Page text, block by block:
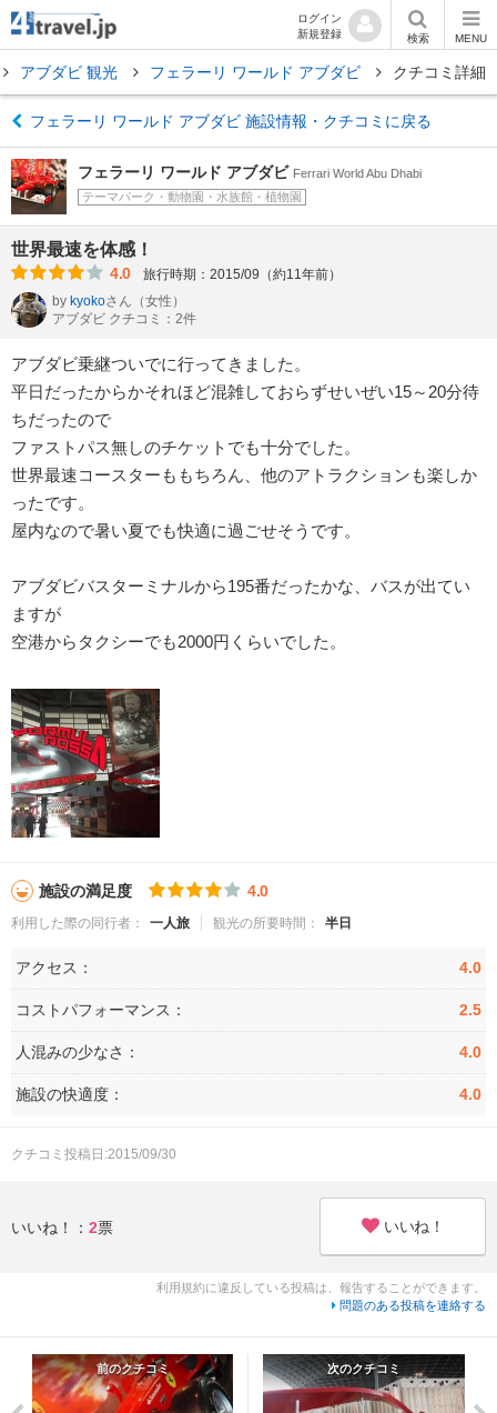
ログイン
新規登録
検索 MENU
アブダビ 観光 フェラーリ ワールド アブダビ クチコミ詳細
フェラーリ ワールド アブダビ 施設情報・クチコミに戻る
フェラーリ ワールド アブダビ Ferrari World Abu Dhabi
テーマパーク・動物園・水族館・植物園
世界最速を体感！
4.0
旅行時期：2015/09（約11年前）
by kyokoさん （女性）
アブダビ クチコミ：2件
アブダビ乗継ついでに行ってきました。
平日だったからかそれほど混雑しておらずせいぜい15～20分待
ちだったので
ファストパス無しのチケットでも十分でした。
世界最速コースターももちろん、他のアトラクションも楽しか
ったです。
屋内なので暑い夏でも快適に過ごせそうです。
アブダビバスターミナルから195番だったかな、バスが出てい
ますが
空港からタクシーでも2000円くらいでした。
施設の満足度 4.0
利用した際の同行者： 一人旅 観光の所要時間： 半日
アクセス： 4.0
コストパフォーマンス： 2.5
人混みの少なさ： 4.0
施設の快適度： 4.0
クチコミ投稿日:2015/09/30
いいね！： 2票 いいね！
利用規約に違反している投稿は、報告することができます。
問題のある投稿を連絡する
前のクチコミ 次のクチコミ